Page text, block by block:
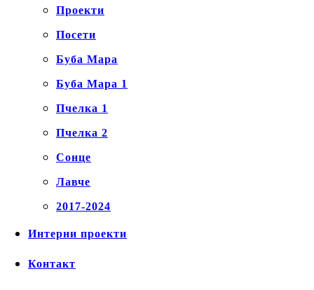
Проекти
Посети
Буба Мара
Буба Мара 1
Пчелка 1
Пчелка 2
Сонце
Лавче
2017-2024
Интерни проекти
Контакт